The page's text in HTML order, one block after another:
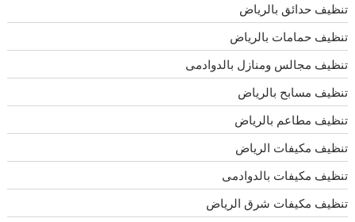
تنظيف حدائق بالرياض
تنظيف حمامات بالرياض
تنظيف مجالس ومنازل بالدوادمى
تنظيف مسابح بالرياض
تنظيف مطاعم بالرياض
تنظيف مكيفات الرياض
تنظيف مكيفات بالدوادمى
تنظيف مكيفات شرق الرياض